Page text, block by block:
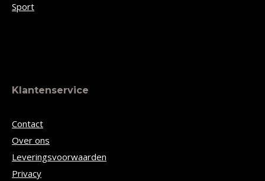
Sport
Klantenservice
Contact
Over ons
Leveringsvoorwaarden
Privacy